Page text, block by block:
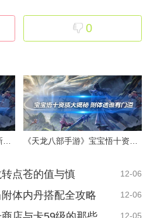
0
转点苍的值与慎 12-06
附体内丹搭配全攻略 12-06
12-05